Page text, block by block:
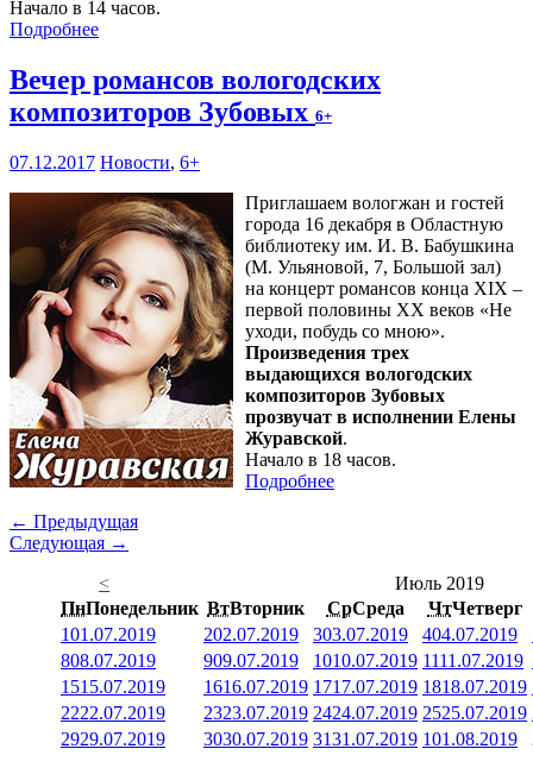
Начало в 14 часов.
Подробнее
Вечер романсов вологодских
композиторов Зубовых 6+
07.12.2017 Новости, 6+
Приглашаем вологжан и гостей
города 16 декабря в Областную
библиотеку им. И. В. Бабушкина
(М. Ульяновой, 7, Большой зал)
на концерт романсов конца XIX –
первой половины XX веков «Не
уходи, побудь со мною».
Произведения трех
выдающихся вологодских
композиторов Зубовых
прозвучат в исполнении Елены
Журавской.
Начало в 18 часов.
Подробнее
← Предыдущая
Следующая →
<
Июль 2019
ПнПонедельник ВтВторник СрСреда ЧтЧетверг
101.07.2019 202.07.2019 303.07.2019 404.07.2019
808.07.2019 909.07.2019 1010.07.2019 1111.07.2019
1515.07.2019 1616.07.2019 1717.07.2019 1818.07.2019
2222.07.2019 2323.07.2019 2424.07.2019 2525.07.2019
2929.07.2019 3030.07.2019 3131.07.2019 101.08.2019